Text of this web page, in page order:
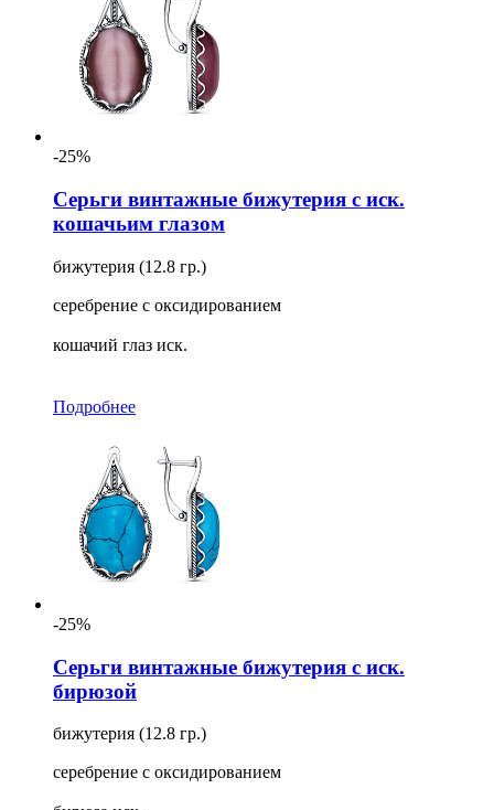
-25%
Серьги винтажные бижутерия с иск.
кошачьим глазом
бижутерия (12.8 гр.)
серебрение с оксидированием
кошачий глаз иск.
Подробнее
-25%
Серьги винтажные бижутерия с иск.
бирюзой
бижутерия (12.8 гр.)
серебрение с оксидированием